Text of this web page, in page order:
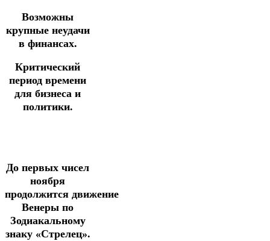
Возможны
крупные неудачи
в финансах.
Критический
период времени
для бизнеса и
политики.
До первых чисел
ноября
продолжится движение
Венеры по
Зодиакальному
знаку «Стрелец».